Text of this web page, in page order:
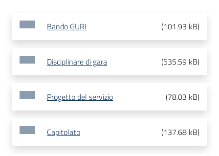
Bando GURI (101.93 kB)
Disciplinare di gara (535.59 kB)
Progetto del servizio (78.03 kB)
Capitolato (137.68 kB)